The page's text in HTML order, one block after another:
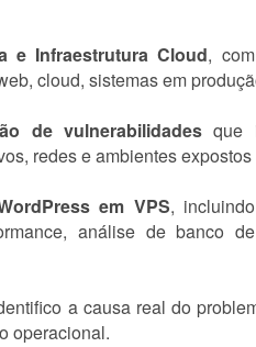
e Infraestrutura Cloud,
cloud, sistemas em
de vulnerabilidadesque
redes e ambientes expostos
em VPS,
análise de banco
a causa real do
operacional.